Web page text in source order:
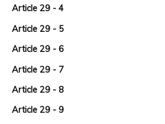
Article 29 - 4
Article 29 - 5
Article 29 - 6
Article 29 - 7
Article 29 - 8
Article 29 - 9